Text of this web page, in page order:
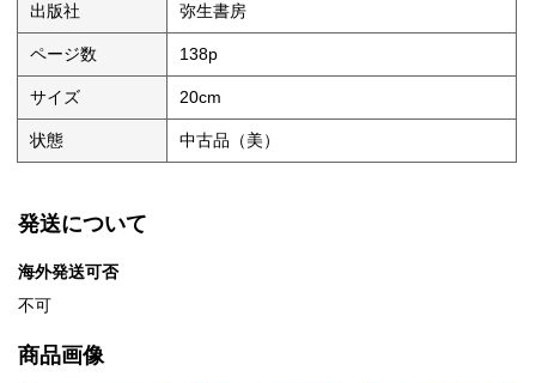
出版社 弥生書房
ページ数 138p
サイズ 20cm
状態 中古品（美）
発送について
海外発送可否
不可
商品画像